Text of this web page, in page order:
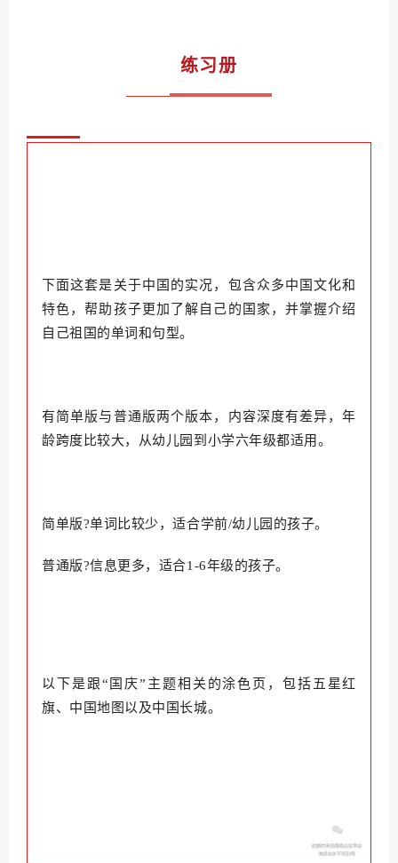
练习册
下面这套是关于中国的实况，包含众多中国文化和
特色，帮助孩子更加了解自己的国家，并掌握介绍
自己祖国的单词和句型。
有简单版与普通版两个版本，内容深度有差异，年
龄跨度比较大，从幼儿园到小学六年级都适用。
简单版?单词比较少，适合学前/幼儿园的孩子。
普通版?信息更多，适合1-6年级的孩子。
以下是跟“国庆”主题相关的涂色页，包括五星红
旗、中国地图以及中国长城。